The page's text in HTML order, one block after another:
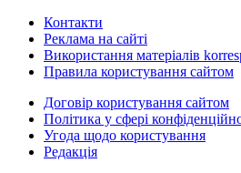
Контакти
Реклама на сайті
Використання матеріалів
Правила користування сайтом
Договір користування сайтом
Політика у сфері
Угода щодо користування
Редакція